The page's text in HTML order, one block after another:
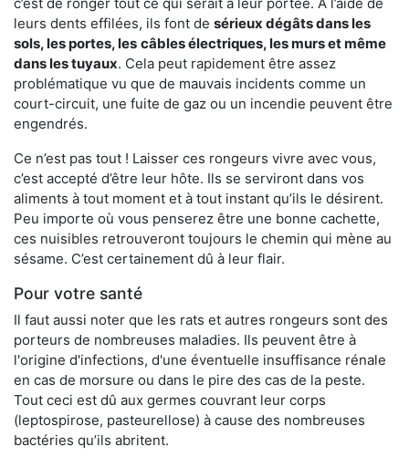
leurs dents effilées, ils font de sérieux dégâts dans les
sols, les portes, les câbles électriques, les murs et même
dans les tuyaux. Cela peut rapidement être assez
problématique vu que de mauvais incidents comme un
court-circuit, une fuite de gaz ou un incendie peuvent être
engendrés.
Ce n’est pas tout ! Laisser ces rongeurs vivre avec vous,
c’est accepté d’être leur hôte. Ils se serviront dans vos
aliments à tout moment et à tout instant qu’ils le désirent.
Peu importe où vous penserez être une bonne cachette,
ces nuisibles retrouveront toujours le chemin qui mène au
sésame. C’est certainement dû à leur flair.
Pour votre santé
Il faut aussi noter que les rats et autres rongeurs sont des
porteurs de nombreuses maladies. Ils peuvent être à
l'origine d'infections, d'une éventuelle insuffisance rénale
en cas de morsure ou dans le pire des cas de la peste.
Tout ceci est dû aux germes couvrant leur corps
(leptospirose, pasteurellose) à cause des nombreuses
bactéries qu’ils abritent.